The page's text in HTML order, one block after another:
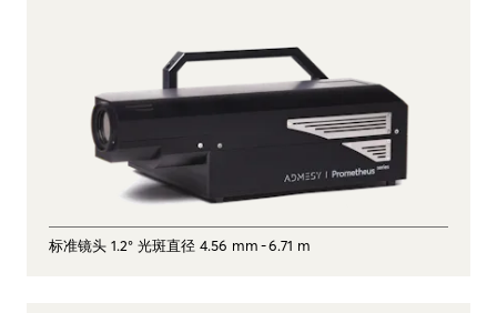
标准镜头 1.2° 光斑直径 4.56 mm ‑ 6.71 m